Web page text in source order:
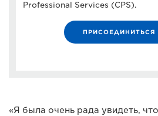
Professional Services (CPS).
ПРИСОЕДИНИТЬСЯ
«Я была очень рада увидеть, что